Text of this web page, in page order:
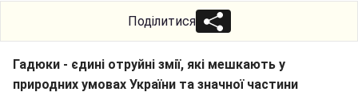
Поділитися
Гадюки - єдині отруйні змії, які мешкають у
природних умовах України та значної частини